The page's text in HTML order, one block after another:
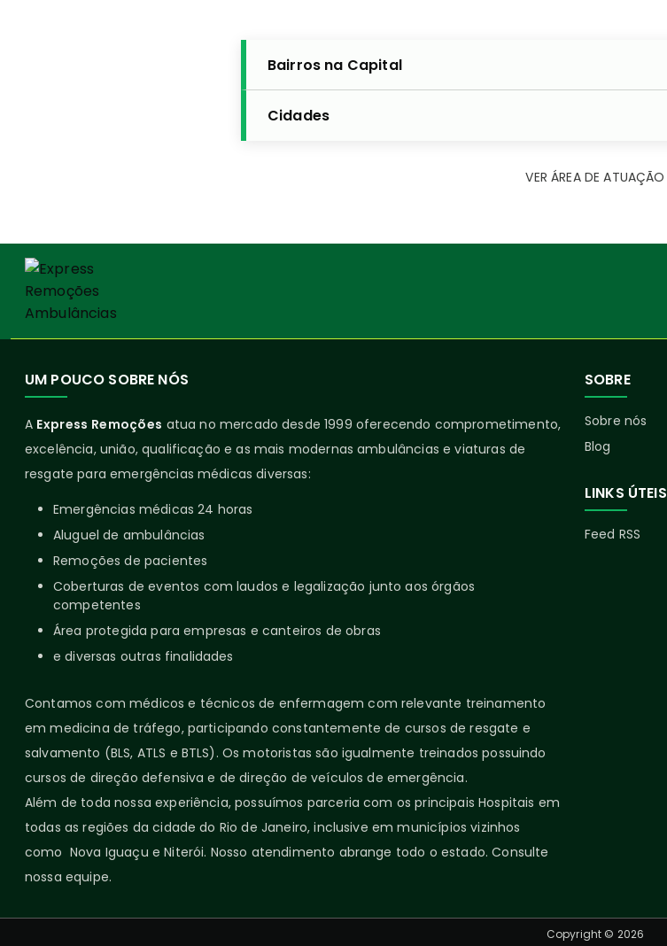
Bairros na Capital
Cidades
VER ÁREA DE ATUAÇÃO
UM POUCO SOBRE NÓS
A Express Remoções atua no mercado desde 1999 oferecendo comprometimento,
excelência, união, qualificação e as mais modernas ambulâncias e viaturas de
resgate para emergências médicas diversas:
Emergências médicas 24 horas
Aluguel de ambulâncias
Remoções de pacientes
Coberturas de eventos com laudos e legalização junto aos órgãos
competentes
Área protegida para empresas e canteiros de obras
e diversas outras finalidades
Contamos com médicos e técnicos de enfermagem com relevante treinamento
em medicina de tráfego, participando constantemente de cursos de resgate e
salvamento (BLS, ATLS e BTLS). Os motoristas são igualmente treinados possuindo
cursos de direção defensiva e de direção de veículos de emergência.
Além de toda nossa experiência, possuímos parceria com os principais Hospitais em
todas as regiões da cidade do Rio de Janeiro, inclusive em municípios vizinhos
como Nova Iguaçu e Niterói. Nosso atendimento abrange todo o estado. Consulte
nossa equipe.
SOBRE
Sobre nós
Blog
LINKS ÚTEIS
Feed RSS
Copyright © 2026